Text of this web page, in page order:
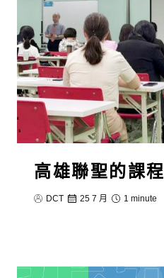
高雄聯聖的課程
DCT 25 7 月 1 minute